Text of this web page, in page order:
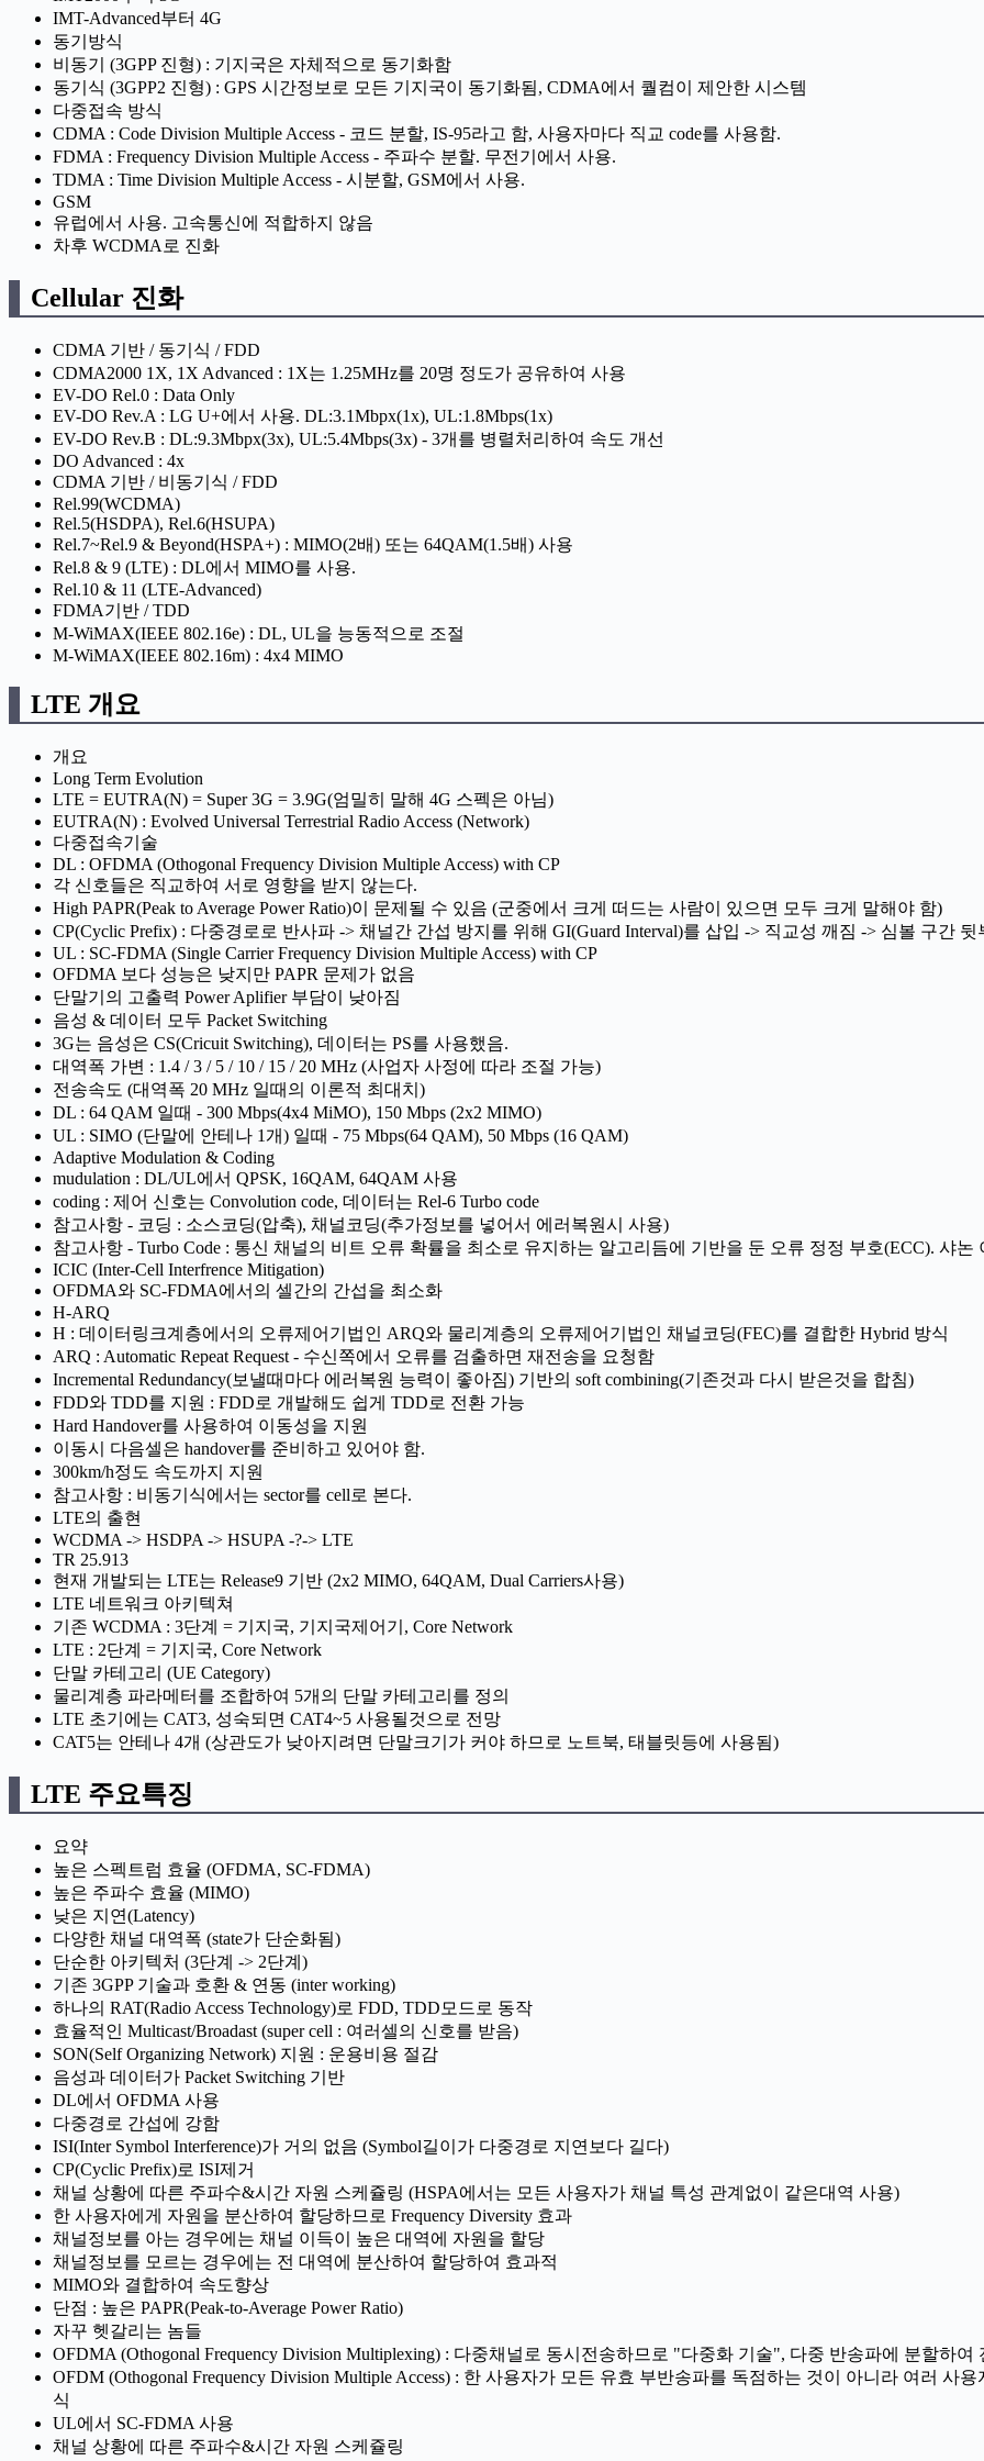
IMT-Advanced부터 4G
동기방식
비동기 (3GPP 진형) : 기지국은 자체적으로 동기화함
동기식 (3GPP2 진형) : GPS 시간정보로 모든 기지국이 동기화됨, CDMA에서 퀄컴이 제안한 시스템
다중접속 방식
CDMA : Code Division Multiple Access - 코드 분할, IS-95라고 함, 사용자마다 직교 code를 사용함.
FDMA : Frequency Division Multiple Access - 주파수 분할. 무전기에서 사용.
TDMA : Time Division Multiple Access - 시분할, GSM에서 사용.
GSM
유럽에서 사용. 고속통신에 적합하지 않음
차후 WCDMA로 진화
Cellular 진화
CDMA 기반 / 동기식 / FDD
CDMA2000 1X, 1X Advanced : 1X는 1.25MHz를 20명 정도가 공유하여 사용
EV-DO Rel.0 : Data Only
EV-DO Rev.A : LG U+에서 사용. DL:3.1Mbpx(1x), UL:1.8Mbps(1x)
EV-DO Rev.B : DL:9.3Mbpx(3x), UL:5.4Mbps(3x) - 3개를 병렬처리하여 속도 개선
DO Advanced : 4x
CDMA 기반 / 비동기식 / FDD
Rel.99(WCDMA)
Rel.5(HSDPA), Rel.6(HSUPA)
Rel.7~Rel.9 & Beyond(HSPA+) : MIMO(2배) 또는 64QAM(1.5배) 사용
Rel.8 & 9 (LTE) : DL에서 MIMO를 사용.
Rel.10 & 11 (LTE-Advanced)
FDMA기반 / TDD
M-WiMAX(IEEE 802.16e) : DL, UL을 능동적으로 조절
M-WiMAX(IEEE 802.16m) : 4x4 MIMO
LTE 개요
개요
Long Term Evolution
LTE = EUTRA(N) = Super 3G = 3.9G(엄밀히 말해 4G 스펙은 아님)
EUTRA(N) : Evolved Universal Terrestrial Radio Access (Network)
다중접속기술
DL : OFDMA (Othogonal Frequency Division Multiple Access) with CP
각 신호들은 직교하여 서로 영향을 받지 않는다.
High PAPR(Peak to Average Power Ratio)이 문제될 수 있음 (군중에서 크게 떠드는 사람이 있으면 모두 크게 말해야 함)
CP(Cyclic Prefix) : 다중경로로 반사파 -> 채널간 간섭 방지를 위해 GI(Guard Interval)를 삽입 -> 직교성 깨짐 -> 심볼 구간
UL : SC-FDMA (Single Carrier Frequency Division Multiple Access) with CP
OFDMA 보다 성능은 낮지만 PAPR 문제가 없음
단말기의 고출력 Power Aplifier 부담이 낮아짐
음성 & 데이터 모두 Packet Switching
3G는 음성은 CS(Cricuit Switching), 데이터는 PS를 사용했음.
대역폭 가변 : 1.4 / 3 / 5 / 10 / 15 / 20 MHz (사업자 사정에 따라 조절 가능)
전송속도 (대역폭 20 MHz 일때의 이론적 최대치)
DL : 64 QAM 일때 - 300 Mbps(4x4 MiMO), 150 Mbps (2x2 MIMO)
UL : SIMO (단말에 안테나 1개) 일때 - 75 Mbps(64 QAM), 50 Mbps (16 QAM)
Adaptive Modulation & Coding
mudulation : DL/UL에서 QPSK, 16QAM, 64QAM 사용
coding : 제어 신호는 Convolution code, 데이터는 Rel-6 Turbo code
참고사항 - 코딩 : 소스코딩(압축), 채널코딩(추가정보를 넣어서 에러복원시 사용)
참고사항 - Turbo Code : 통신 채널의 비트 오류 확률을 최소로 유지하는 알고리듬에 기반을 둔 오류 정정 부호(ECC). 샤논
ICIC (Inter-Cell Interfrence Mitigation)
OFDMA와 SC-FDMA에서의 셀간의 간섭을 최소화
H-ARQ
H : 데이터링크계층에서의 오류제어기법인 ARQ와 물리계층의 오류제어기법인 채널코딩(FEC)를 결합한 Hybrid 방식
ARQ : Automatic Repeat Request - 수신쪽에서 오류를 검출하면 재전송을 요청함
Incremental Redundancy(보낼때마다 에러복원 능력이 좋아짐) 기반의 soft combining(기존것과 다시 받은것을 합침)
FDD와 TDD를 지원 : FDD로 개발해도 쉽게 TDD로 전환 가능
Hard Handover를 사용하여 이동성을 지원
이동시 다음셀은 handover를 준비하고 있어야 함.
300km/h정도 속도까지 지원
참고사항 : 비동기식에서는 sector를 cell로 본다.
LTE의 출현
WCDMA -> HSDPA -> HSUPA -?-> LTE
TR 25.913
현재 개발되는 LTE는 Release9 기반 (2x2 MIMO, 64QAM, Dual Carriers사용)
LTE 네트워크 아키텍쳐
기존 WCDMA : 3단계 = 기지국, 기지국제어기, Core Network
LTE : 2단계 = 기지국, Core Network
단말 카테고리 (UE Category)
물리계층 파라메터를 조합하여 5개의 단말 카테고리를 정의
LTE 초기에는 CAT3, 성숙되면 CAT4~5 사용될것으로 전망
CAT5는 안테나 4개 (상관도가 낮아지려면 단말크기가 커야 하므로 노트북, 태블릿등에 사용됨)
LTE 주요특징
요약
높은 스펙트럼 효율 (OFDMA, SC-FDMA)
높은 주파수 효율 (MIMO)
낮은 지연(Latency)
다양한 채널 대역폭 (state가 단순화됨)
단순한 아키텍처 (3단계 -> 2단계)
기존 3GPP 기술과 호환 & 연동 (inter working)
하나의 RAT(Radio Access Technology)로 FDD, TDD모드로 동작
효율적인 Multicast/Broadast (super cell : 여러셀의 신호를 받음)
SON(Self Organizing Network) 지원 : 운용비용 절감
음성과 데이터가 Packet Switching 기반
DL에서 OFDMA 사용
다중경로 간섭에 강함
ISI(Inter Symbol Interference)가 거의 없음 (Symbol길이가 다중경로 지연보다 길다)
CP(Cyclic Prefix)로 ISI제거
채널 상황에 따른 주파수&시간 자원 스케쥴링 (HSPA에서는 모든 사용자가 채널 특성 관계없이 같은대역 사용)
한 사용자에게 자원을 분산하여 할당하므로 Frequency Diversity 효과
채널정보를 아는 경우에는 채널 이득이 높은 대역에 자원을 할당
채널정보를 모르는 경우에는 전 대역에 분산하여 할당하여 효과적
MIMO와 결합하여 속도향상
단점 : 높은 PAPR(Peak-to-Average Power Ratio)
자꾸 헷갈리는 놈들
OFDMA (Othogonal Frequency Division Multiplexing) : 다중채널로 동시전송하므로 "다중화 기술", 다중 반송파에 분할하
OFDM (Othogonal Frequency Division Multiple Access) : 한 사용자가 모든 유효 부반송파를 독점하는 것이 아니라 여러
식
UL에서 SC-FDMA 사용
채널 상황에 따른 주파수&시간 자원 스케쥴링